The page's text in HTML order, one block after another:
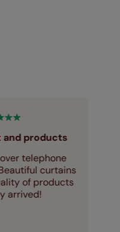
and products
telephone
curtains
of products
arrived!